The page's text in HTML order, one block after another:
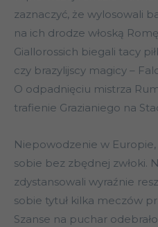
zaznaczyć, że wylosowali
na ich drodze włoską
Giallorossich biegali tacy
czy brazylijscy magicy –
O odpadnięciu mistrza
trafienie Grazianiego na
Niepowodzenie w
sobie bez zbędnej zwłoki.
zdystansowali wyraźnie
sobie tytuł kilka meczów
Szanse na puchar